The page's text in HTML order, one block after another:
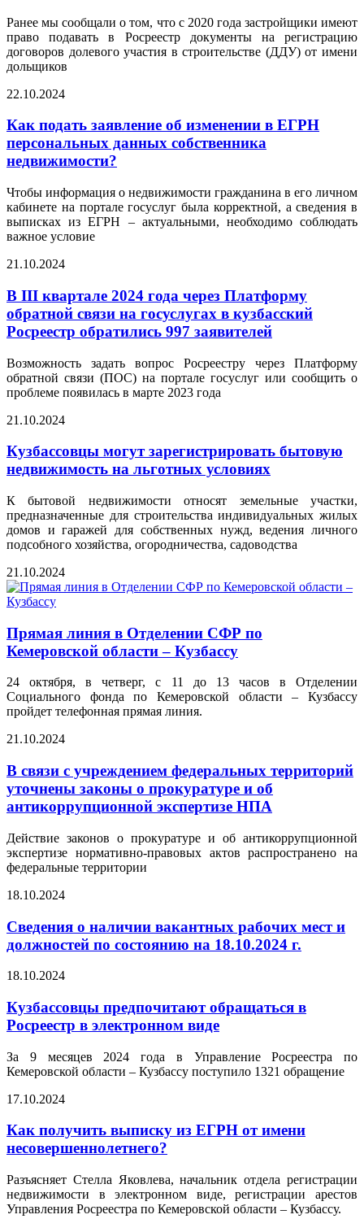
Ранее мы сообщали о том, что с 2020 года застройщики имеют
право подавать в Росреестр документы на регистрацию
договоров долевого участия в строительстве (ДДУ) от имени
дольщиков
22.10.2024
Как подать заявление об изменении в ЕГРН
персональных данных собственника
недвижимости?
Чтобы информация о недвижимости гражданина в его личном
кабинете на портале госуслуг была корректной, а сведения в
выписках из ЕГРН – актуальными, необходимо соблюдать
важное условие
21.10.2024
В III квартале 2024 года через Платформу
обратной связи на госуслугах в кузбасский
Росреестр обратились 997 заявителей
Возможность задать вопрос Росреестру через Платформу
обратной связи (ПОС) на портале госуслуг или сообщить о
проблеме появилась в марте 2023 года
21.10.2024
Кузбассовцы могут зарегистрировать бытовую
недвижимость на льготных условиях
К бытовой недвижимости относят земельные участки,
предназначенные для строительства индивидуальных жилых
домов и гаражей для собственных нужд, ведения личного
подсобного хозяйства, огородничества, садоводства
21.10.2024
Прямая линия в Отделении СФР по
Кемеровской области – Кузбассу
24 октября, в четверг, с 11 до 13 часов в Отделении
Социального фонда по Кемеровской области – Кузбассу
пройдет телефонная прямая линия.
21.10.2024
В связи с учреждением федеральных территорий
уточнены законы о прокуратуре и об
антикоррупционной экспертизе НПА
Действие законов о прокуратуре и об антикоррупционной
экспертизе нормативно-правовых актов распространено на
федеральные территории
18.10.2024
Сведения о наличии вакантных рабочих мест и
должностей по состоянию на 18.10.2024 г.
18.10.2024
Кузбассовцы предпочитают обращаться в
Росреестр в электронном виде
За 9 месяцев 2024 года в Управление Росреестра по
Кемеровской области – Кузбассу поступило 1321 обращение
17.10.2024
Как получить выписку из ЕГРН от имени
несовершеннолетнего?
Разъясняет Стелла Яковлева, начальник отдела регистрации
недвижимости в электронном виде, регистрации арестов
Управления Росреестра по Кемеровской области – Кузбассу.